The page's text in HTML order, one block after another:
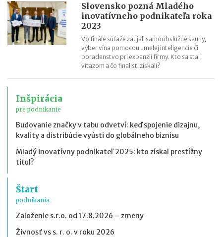
Slovensko pozná Mladého
inovatívneho podnikateľa roka
2023
Vo finále súťaže zaujali samoobslužné sauny,
výber vína pomocou umelej inteligencie či
poradenstvo pri expanzii firmy. Kto sa stal
víťazom a čo finalisti získali?
Inšpirácia
pre podnikanie
Budovanie značky v tabu odvetví: keď spojenie dizajnu,
kvality a distribúcie vyústi do globálneho biznisu
Mladý inovatívny podnikateľ 2025: kto získal prestížny
titul?
Štart
podnikania
Založenie s.r.o. od 17.8.2026 – zmeny
Živnosť vs s. r. o. v roku 2026